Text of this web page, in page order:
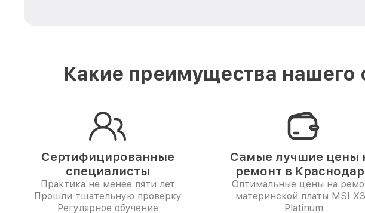
Какие преимущества нашего
Сертифицированные
специалисты
Практика не менее пяти лет
Прошли тщательную проверку
Регулярное обучение
Самые лучшие цены
ремонт в
Оптимальные цены на
материнской платы MSI
Platinum